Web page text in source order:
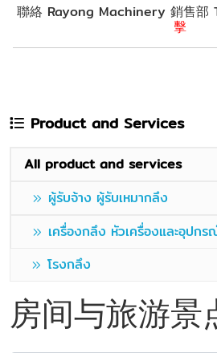
聯絡 Rayong Machinery 銷售部
擊
Product and Services
All product and services
ผู้รับจ้าง ผู้รับเหมากลึง
เครื่องกลึง หัวเครื่องและอุปกร
โรงกลึง
房间与旅游景